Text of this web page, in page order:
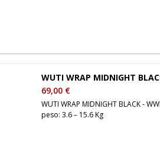
WUTI WRAP MIDNIGHT
69,00 €
WUTI WRAP MIDNIGHT BLACK -
peso: 3.6 – 15.6 Kg